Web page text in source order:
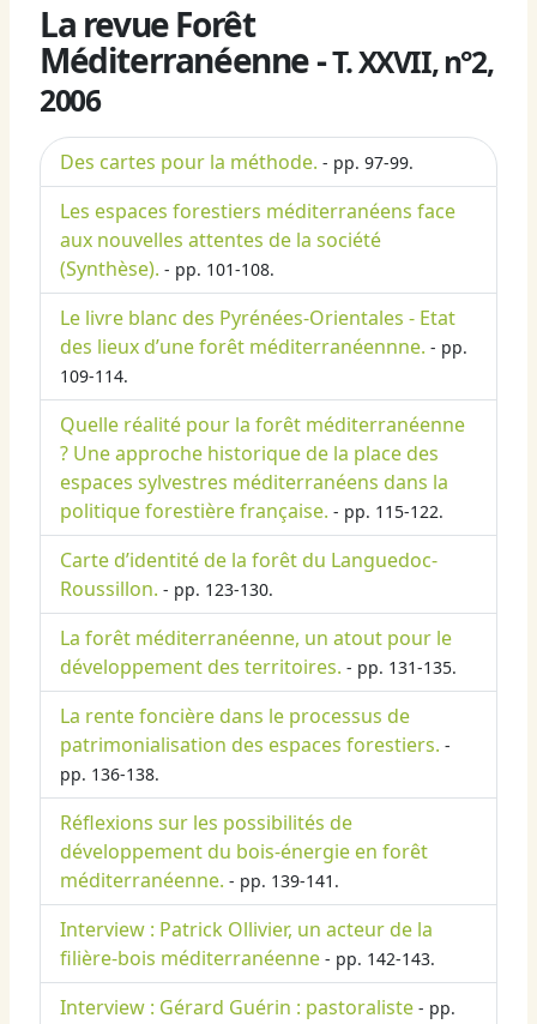
La revue Forêt
Méditerranéenne -T. XXVII, n°2,
2006
Des cartes pour la méthode. - pp. 97-99.
Les espaces forestiers méditerranéens face
aux nouvelles attentes de la société
(Synthèse). - pp. 101-108.
Le livre blanc des Pyrénées-Orientales - Etat
des lieux d’une forêt méditerranéennne. - pp.
109-114.
Quelle réalité pour la forêt méditerranéenne
? Une approche historique de la place des
espaces sylvestres méditerranéens dans la
politique forestière française. - pp. 115-122.
Carte d’identité de la forêt du Languedoc-
Roussillon. - pp. 123-130.
La forêt méditerranéenne, un atout pour le
développement des territoires. - pp. 131-135.
La rente foncière dans le processus de
patrimonialisation des espaces forestiers. -
pp. 136-138.
Réflexions sur les possibilités de
développement du bois-énergie en forêt
méditerranéenne. - pp. 139-141.
Interview : Patrick Ollivier, un acteur de la
filière-bois méditerranéenne - pp. 142-143.
Interview : Gérard Guérin : pastoraliste - pp.